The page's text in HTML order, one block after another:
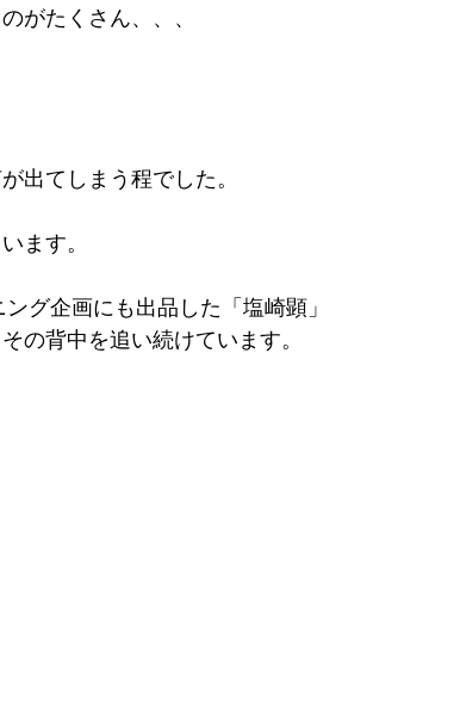
がたくさん、、、
出てしまう程でした。
ます。
グ企画にも出品した「塩崎顕」
の背中を追い続けています。